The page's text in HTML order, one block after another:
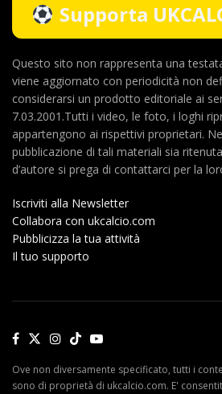
Supporta
Questo sito non rappresenta una
viene aggiornato con periodicità non
considerarsi un prodotto editoriale ai
7.03.2001.Tutti i video, le foto, i loghi
appartengono ai rispettivi proprietari.
pubblicazione di tali materiali sia
d’autore si prega di contattarci per la
Iscriviti alla Newsletter
Collabora con ukcalcio.com
Pubblicizza la tua attività
Il tuo supporto
Ove non diversamente specificato, tutti i
sono di proprietà di ukcalcio.com. E'